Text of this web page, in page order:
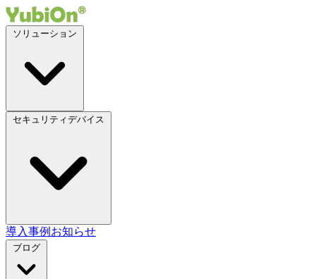
導入事例 お知らせ